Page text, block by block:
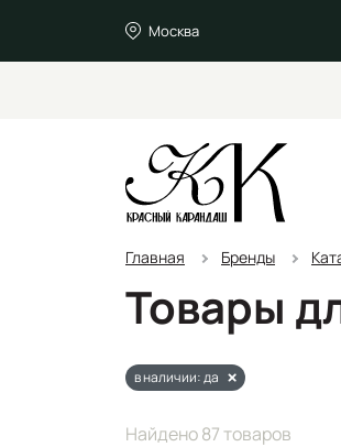
Москва
Главная Бренды
Товары
в наличии: да
Найдено 87 товаров